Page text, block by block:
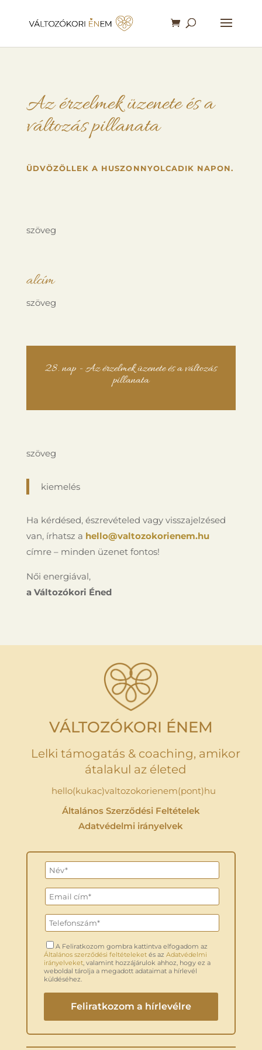
Az érzelmek üzenete és a
változás pillanata
ÜDVÖZÖLLEK A HUSZONNYOLCADIK NAPON.
szöveg
alcím
szöveg
28. nap - Az érzelmek üzenete és a változás
pillanata
szöveg
kiemelés
Ha kérdésed, észrevételed vagy visszajelzésed
van, írhatsz a hello@valtozokorienem.hu
címre – minden üzenet fontos!
Női energiával,
a Változókori Éned
VÁLTOZÓKORI ÉNEM
Lelki támogatás & coaching, amikor
átalakul az életed
hello(kukac)valtozokorienem(pont)hu
Általános Szerződési Feltételek
Adatvédelmi irányelvek
A Feliratkozom gombra kattintva elfogadom az
Általános szerződési feltételeketés az Adatvédelmi
irányelveket, valamint hozzájárulok ahhoz, hogy ez a
weboldal tárolja a megadott adataimat a hírlevél
küldéséhez.